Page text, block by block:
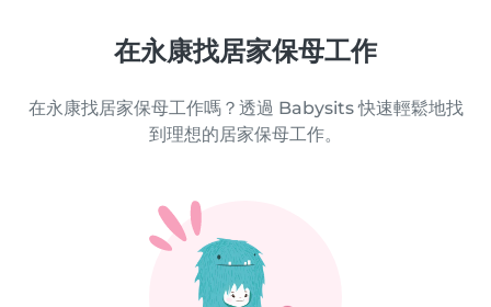
在永康找居家保母工作
在永康找居家保母工作嗎？透過 Babysits 快速輕鬆地找
到理想的居家保母工作。